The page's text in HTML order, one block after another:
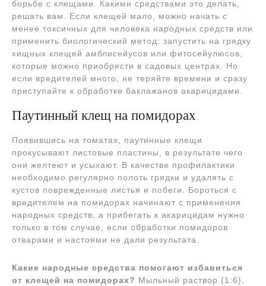
борьбе с клещами. Какими средствами это делать,
решать вам. Если клещей мало, можно начать с
менее токсичных для человека народных средств или
применить биологический метод: запустить на грядку
хищных клещей амблисейусов или фитосейулюсов,
которые можно приобрести в садовых центрах. Но
если вредителей много, не теряйте времени и сразу
приступайте к обработке баклажанов акарицидами.
Паутинный клещ на помидорах
Появившись на томатах, паутинные клещи
прокусывают листовые пластины, в результате чего
они желтеют и усыхают. В качестве профилактики
необходимо регулярно полоть грядки и удалять с
кустов поврежденные листья и побеги. Бороться с
вредителем на помидорах начинают с применения
народных средств, а прибегать к акарицидам нужно
только в том случае, если обработки помидоров
отварами и настоями не дали результата.
Какие народные средства помогают избавиться
от клещей на помидорах? Мыльный раствор (1:6),